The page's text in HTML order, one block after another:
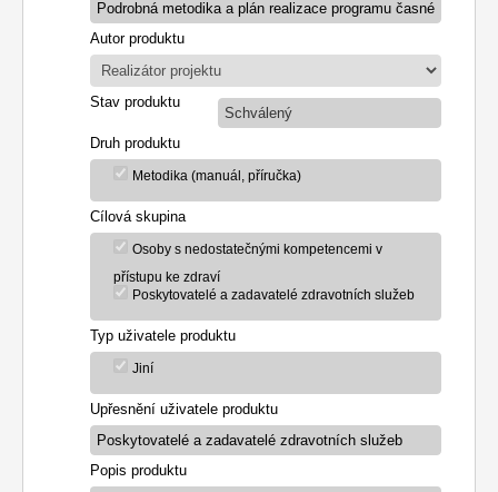
Autor produktu
Stav produktu
Schválený
Druh produktu
Metodika (manuál, příručka)
Cílová skupina
Osoby s nedostatečnými kompetencemi v
přístupu ke zdraví
Poskytovatelé a zadavatelé zdravotních služeb
Typ uživatele produktu
Jiní
Upřesnění uživatele produktu
Popis produktu